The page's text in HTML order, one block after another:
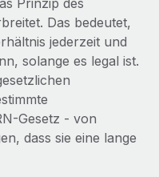
HR & Compliance
Automatisierung
sein Team mit
entwickelt KI-basierte
Prinzip des
Das bedeutet,
jederzeit und
solange es legal ist.
Gesetz - von
dass sie eine lange